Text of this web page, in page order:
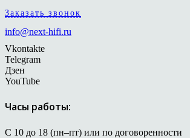
Заказать звонок
info@next-hifi.ru
Vkontakte
Telegram
Дзен
YouTube
Часы работы:
С 10 до 18 (пн–пт) или по договоренности